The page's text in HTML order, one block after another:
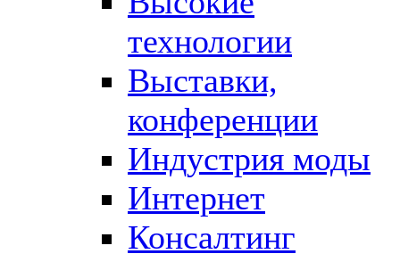
технологии
Выставки,
конференции
Индустрия моды
Интернет
Консалтинг